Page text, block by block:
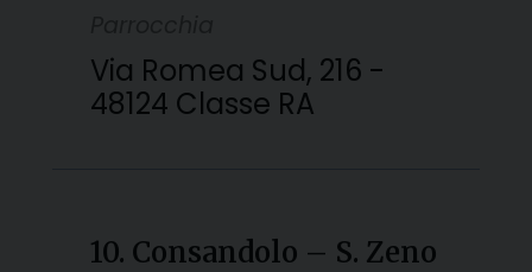
Via Romea Sud, 216 -
48124 Classe RA
10. Consandolo – S. Zeno